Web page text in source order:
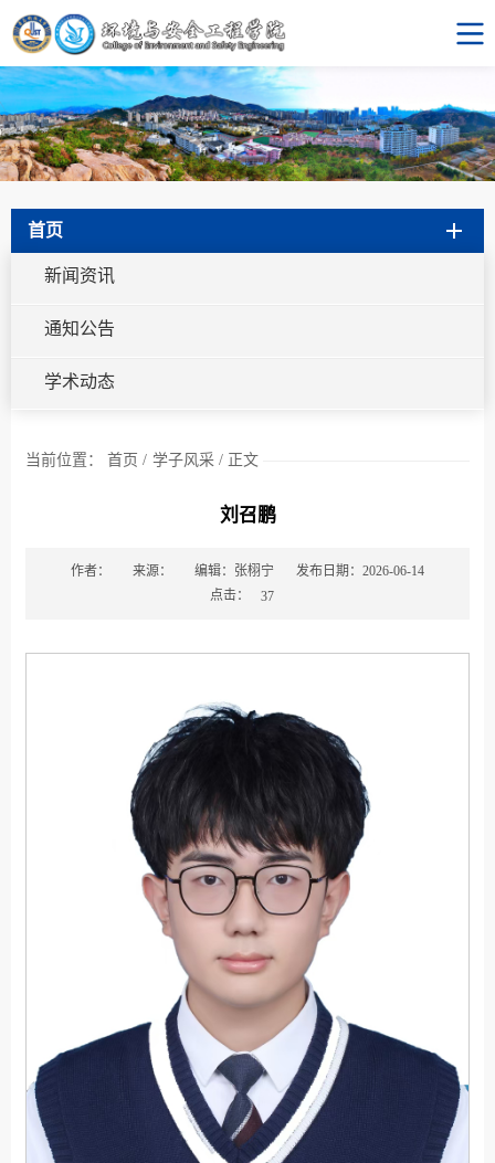
首页
新闻资讯
通知公告
学术动态
当前位置： 首页 / 学子风采 / 正文
刘召鹏
作者： 来源： 编辑：张栩宁
发布日期：2026-06-14
点击：
37